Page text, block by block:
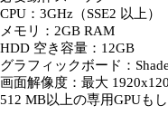
CPU：3GHz（SSE2 以上）
メモリ：2GB RAM
HDD 空き容量：12GB
グラフィックボード：
画面解像度：最大
512 MB以上の専用GPUも